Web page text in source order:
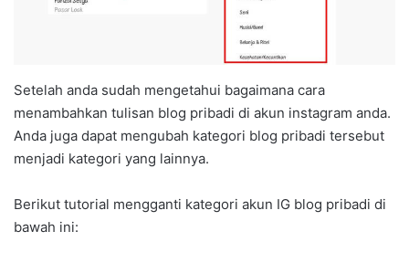
Setelah anda sudah mengetahui bagaimana cara
menambahkan tulisan blog pribadi di akun instagram anda.
Anda juga dapat mengubah kategori blog pribadi tersebut
menjadi kategori yang lainnya.
Berikut tutorial mengganti kategori akun IG blog pribadi di
bawah ini: